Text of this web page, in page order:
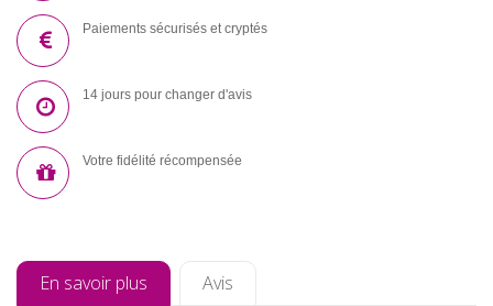
Paiements sécurisés et cryptés
14 jours pour changer d'avis
Votre fidélité récompensée
En savoir plus Avis